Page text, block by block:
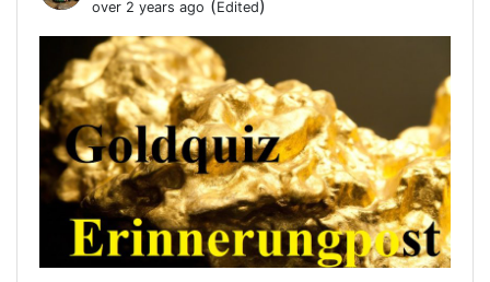
over 2 years ago (Edited)